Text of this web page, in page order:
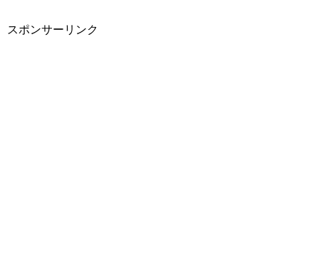
スポンサーリンク